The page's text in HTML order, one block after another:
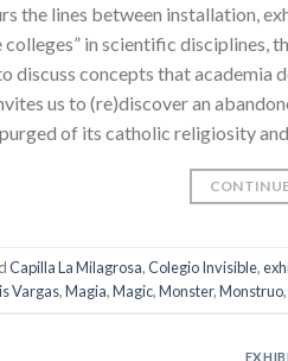
the lines between installation,
in scientific disciplines,
discuss concepts that academia
us to (re)discover an
of its catholic religiosity
Capilla La Milagrosa,Colegio Invisible,
Vargas,Magia,Magic,Monster,Monstruo,